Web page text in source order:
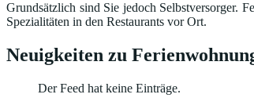
Grundsätzlich sind Sie jedoch Selbstversorger.
Spezialitäten in den Restaurants vor Ort.
Neuigkeiten zu
Der Feed hat keine Einträge.